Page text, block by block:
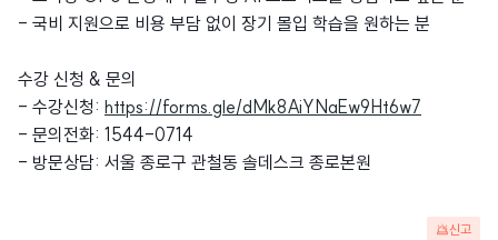
- 국비 지원으로 비용 부담 없이 장기 몰입 학습을 원하는 분
수강 신청 & 문의
- 수강신청: https://forms.gle/dMk8AiYNaEw9Ht6w7
- 문의전화: 1544-0714
- 방문상담: 서울 종로구 관철동 솔데스크 종로본원
신고